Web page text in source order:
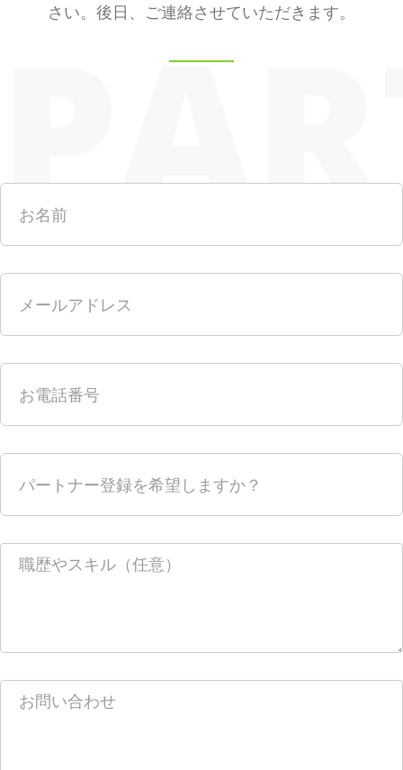
さい。後日、ご連絡させていただきます。